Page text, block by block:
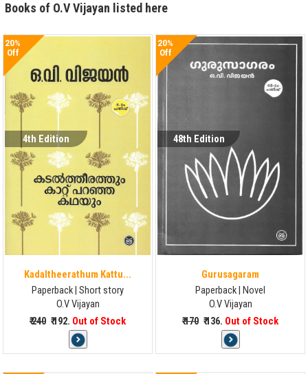
Books of O.V Vijayan listed here
20%
Off
4th Edition
Kadaltheerathum Kattu...
Paperback | Short story
O.V Vijayan
₹ 240 ₹ 192. Out of Stock
20%
Off
48th Edition
Gurusagaram
Paperback | Novel
O.V Vijayan
₹ 170 ₹ 136. Out of Stock